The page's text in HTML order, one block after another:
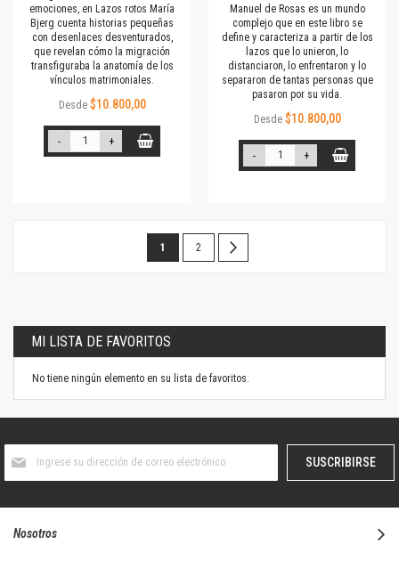
emociones, en Lazos rotos María
Bjerg cuenta historias pequeñas
con desenlaces desventurados,
que revelan cómo la migración
transfiguraba la anatomía de los
vínculos matrimoniales.
Desde $10.800,00
- +
Manuel de Rosas es un mundo
complejo que en este libro se
define y caracteriza a partir de los
lazos que lo unieron, lo
distanciaron, lo enfrentaron y lo
separaron de tantas personas que
pasaron por su vida.
Desde $10.800,00
- +
Página
Estás
página
1 Página
2
MI LISTA DE FAVORITOS
No tiene ningún elemento en su lista de favoritos.
boletín
SUSCRIBIRSE
Nosotros